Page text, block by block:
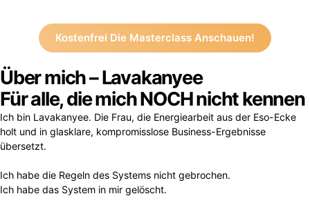
Kostenfrei Die Masterclass Anschauen!
Über mich – Lavakanyee
Für alle, die mich NOCH nicht kennen
Ich bin Lavakanyee. Die Frau, die Energiearbeit aus der Eso-Ecke
holt und in glasklare, kompromisslose Business-Ergebnisse
übersetzt.
Ich habe die Regeln des Systems nicht gebrochen.
Ich habe das System in mir gelöscht.